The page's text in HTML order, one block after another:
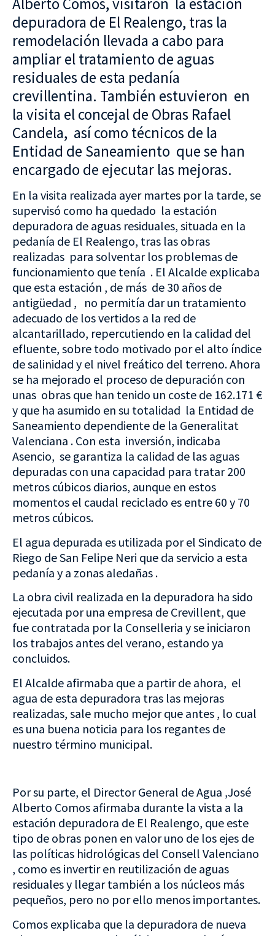
depuradora de El Realengo, tras la
remodelación llevada a cabo para
ampliar el tratamiento de aguas
residuales de esta pedanía
crevillentina. También estuvieron en
la visita el concejal de Obras Rafael
Candela, así como técnicos de la
Entidad de Saneamiento que se han
encargado de ejecutar las mejoras.
En la visita realizada ayer martes por la tarde, se
supervisó como ha quedado la estación
depuradora de aguas residuales, situada en la
pedanía de El Realengo, tras las obras
realizadas para solventar los problemas de
funcionamiento que tenía . El Alcalde explicaba
que esta estación , de más de 30 años de
antigüedad , no permitía dar un tratamiento
adecuado de los vertidos a la red de
alcantarillado, repercutiendo en la calidad del
efluente, sobre todo motivado por el alto índice
de salinidad y el nivel freático del terreno. Ahora
se ha mejorado el proceso de depuración con
unas obras que han tenido un coste de 162.171 €
y que ha asumido en su totalidad la Entidad de
Saneamiento dependiente de la Generalitat
Valenciana . Con esta inversión, indicaba
Asencio, se garantiza la calidad de las aguas
depuradas con una capacidad para tratar 200
metros cúbicos diarios, aunque en estos
momentos el caudal reciclado es entre 60 y 70
metros cúbicos.
El agua depurada es utilizada por el Sindicato de
Riego de San Felipe Neri que da servicio a esta
pedanía y a zonas aledañas .
La obra civil realizada en la depuradora ha sido
ejecutada por una empresa de Crevillent, que
fue contratada por la Conselleria y se iniciaron
los trabajos antes del verano, estando ya
concluidos.
El Alcalde afirmaba que a partir de ahora, el
agua de esta depuradora tras las mejoras
realizadas, sale mucho mejor que antes , lo cual
es una buena noticia para los regantes de
nuestro término municipal.
Por su parte, el Director General de Agua ,José
Alberto Comos afirmaba durante la vista a la
estación depuradora de El Realengo, que este
tipo de obras ponen en valor uno de los ejes de
las políticas hidrológicas del Consell Valenciano
, como es invertir en reutilización de aguas
residuales y llegar también a los núcleos más
pequeños, pero no por ello menos importantes.
Comos explicaba que la depuradora de nueva